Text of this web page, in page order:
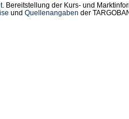
. Bereitstellung der Kurs- und
und Quellenangaben der